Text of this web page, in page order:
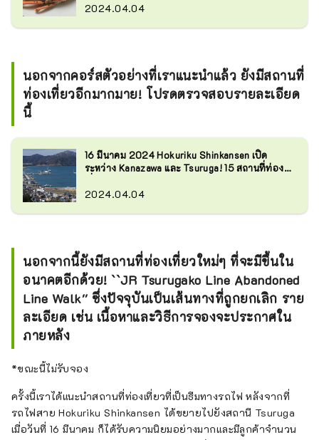
2024.04.04
นอกจากคอร์สตัวอย่างที่เราแนะนำแล้ว ยังมีสถานที่
ท่องเที่ยวอีกมากมาย! โปรดตรวจสอบรายละเอียด
นี้
16 มีนาคม 2024 Hokuriku Shinkansen เปิด
ระหว่าง Kanazawa และ Tsuruga! 15 สถานที่ท่อง
2024.04.04
นอกจากนี้ยังมีสถานที่ท่องเที่ยวใหม่ๆ ที่จะมีขึ้นใน
อนาคตอีกด้วย! ``JR Tsurugako Line Abandoned
Line Walk'' ซึ่งปัจจุบันเป็นเส้นทางที่ถูกยกเลิก ราย
ละเอียด เช่น เนื้อหาและวิธีการจองจะประกาศใน
ภายหลัง
*ขณะนี้ไม่รับจอง
ครั้งนี้เราได้แนะนำสถานที่ท่องเที่ยวที่เป็นธีมทางรถไฟ หลังจากที่
รถไฟสาย Hokuriku Shinkansen ได้ขยายไปยังสถานี Tsuruga
เมื่อวันที่ 16 มีนาคม ก็ได้รับความนิยมอย่างมากและมีลูกค้าจำนวน